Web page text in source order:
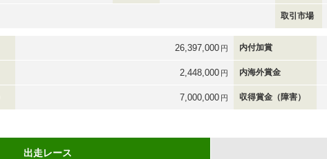
取引市場
26,397,000 円 内付加賞
2,448,000 円 内海外賞金
7,000,000 円 収得賞金（障害）
出走レース